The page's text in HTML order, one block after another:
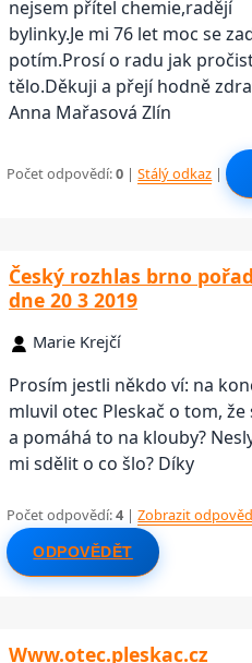
nejsem přítel chemie,radějí
bylinky.Je mi 76 let moc se
potím.Prosí o radu jak
tělo.Děkuji a přejí hodně
Anna Mařasová Zlín
Počet odpovědí:0 |Stálý odkaz |
Český rozhlas brno
dne 20 3 2019
Marie Krejčí
Prosím jestli někdo ví: na
mluvil otec Pleskač o tom,
a pomáhá to na klouby?
mi sdělit o co šlo? Díky
Počet odpovědí:4 |Zobrazit
ODPOVĚDĚT
Www.otec.pleskac.cz